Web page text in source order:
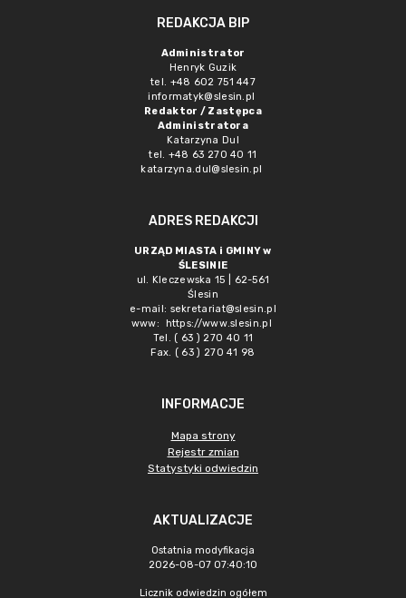
REDAKCJA BIP
Administrator
Henryk Guzik
tel. +48 602 751 447
informatyk@slesin.pl
Redaktor / Zastępca
Administratora
Katarzyna Dul
tel. +48 63 270 40 11
katarzyna.dul@slesin.pl
ADRES REDAKCJI
URZĄD MIASTA i GMINY w
ŚLESINIE
ul. Kleczewska 15 | 62-561
Ślesin
e-mail: sekretariat@slesin.pl
www:
https://www.slesin.pl
Tel. ( 63 ) 270 40 11
Fax. ( 63 ) 270 41 98
INFORMACJE
Mapa strony
Rejestr zmian
Statystyki odwiedzin
AKTUALIZACJE
Ostatnia modyfikacja
2026-08-07 07:40:10
Licznik odwiedzin ogółem